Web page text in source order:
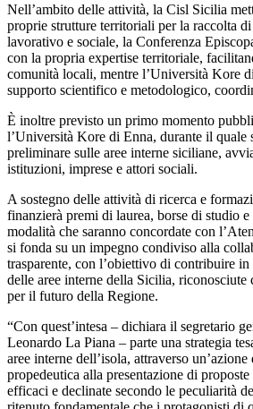
Nell’ambito delle attività, la Cisl Sicilia
proprie strutture territoriali per la raccolta
lavorativo e sociale, la Conferenza
con la propria expertise territoriale,
comunità locali, mentre l’Università Kore
supporto scientifico e metodologico,
È inoltre previsto un primo momento
l’Università Kore di Enna, durante il quale
preliminare sulle aree interne siciliane,
istituzioni, imprese e attori sociali.
A sostegno delle attività di ricerca e
finanzierà premi di laurea, borse di studio
modalità che saranno concordate con
si fonda su un impegno condiviso alla
trasparente, con l’obiettivo di contribuire
delle aree interne della Sicilia, riconosciute
per il futuro della Regione.
“Con quest’intesa – dichiara il segretario
Leonardo La Piana – parte una strategia
aree interne dell’isola, attraverso
propedeutica alla presentazione di
efficaci e declinate secondo le peculiarità